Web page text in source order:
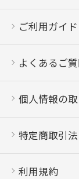
ご利用ガイド
よくあるご
個人情報の
特定商取引
利用規約